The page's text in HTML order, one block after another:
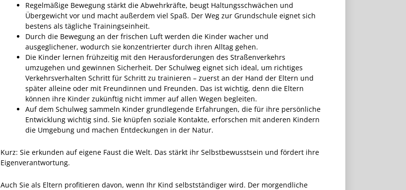
Regelmäßige Bewegung stärkt die Abwehrkräfte, beugt Haltungsschwächen und
Übergewicht vor und macht außerdem viel Spaß. Der Weg zur Grundschule eignet sich
bestens als tägliche Trainingseinheit.
Durch die Bewegung an der frischen Luft werden die Kinder wacher und
ausgeglichener, wodurch sie konzentrierter durch ihren Alltag gehen.
Die Kinder lernen frühzeitig mit den Herausforderungen des Straßenverkehrs
umzugehen und gewinnen Sicherheit. Der Schulweg eignet sich ideal, um richtiges
Verkehrsverhalten Schritt für Schritt zu trainieren – zuerst an der Hand der Eltern und
später alleine oder mit Freundinnen und Freunden. Das ist wichtig, denn die Eltern
können ihre Kinder zukünftig nicht immer auf allen Wegen begleiten.
Auf dem Schulweg sammeln Kinder grundlegende Erfahrungen, die für ihre persönliche
Entwicklung wichtig sind. Sie knüpfen soziale Kontakte, erforschen mit anderen Kindern
die Umgebung und machen Entdeckungen in der Natur.
Kurz: Sie erkunden auf eigene Faust die Welt. Das stärkt ihr Selbstbewusstsein und fördert ihre
Eigenverantwortung.
Auch Sie als Eltern profitieren davon, wenn Ihr Kind selbstständiger wird. Der morgendliche